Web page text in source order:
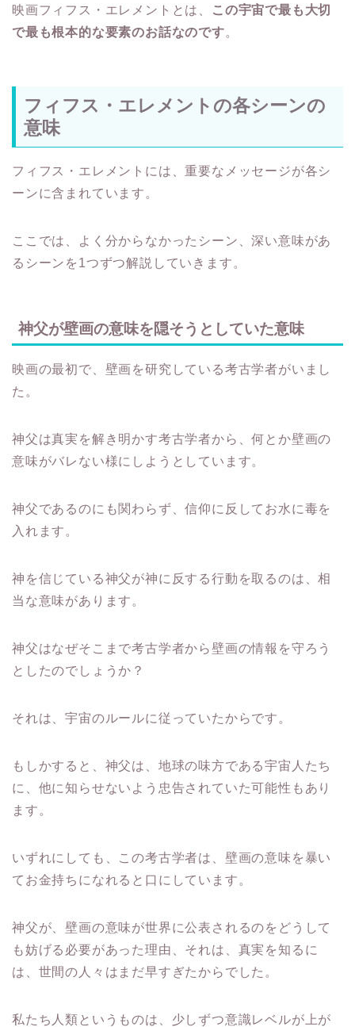
映画フィフス・エレメントとは、
この宇宙で最も大切
で最も根本的な要素のお話なのです。
フィフス・エレメントの各シーンの
意味
フィフス・エレメントには、重要なメッセージが各シ
ーンに含まれています。
ここでは、よく分からなかったシーン、深い意味があ
るシーンを1つずつ解説していきます。
神父が壁画の意味を隠そうとしていた意味
映画の最初で、壁画を研究している考古学者がいまし
た。
神父は真実を解き明かす考古学者から、何とか壁画の
意味がバレない様にしようとしています。
神父であるのにも関わらず、信仰に反してお水に毒を
入れます。
神を信じている神父が神に反する行動を取るのは、相
当な意味があります。
神父はなぜそこまで考古学者から壁画の情報を守ろう
としたのでしょうか？
それは、宇宙のルールに従っていたからです。
もしかすると、神父は、地球の味方である宇宙人たち
に、他に知らせないよう忠告されていた可能性もあり
ます。
いずれにしても、この考古学者は、壁画の意味を暴い
てお金持ちになれると口にしています。
神父が、壁画の意味が世界に公表されるのをどうして
も妨げる必要があった理由、それは、真実を知るに
は、世間の人々はまだ早すぎたからでした。
私たち人類というものは、少しずつ意識レベルが上が